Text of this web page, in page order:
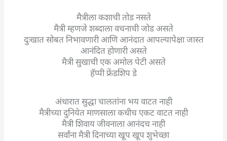
मैत्रीला कशाची तोड नसते
मैत्री म्हणजे शब्दाला वचनाची जोड असते
दुःखात सोबत निभावणारी आणि आनंदात आपल्यापेक्षा जास्त
आनंदित होणारी असते
मैत्री सुखाची एक अमोल पेटी असते
हॅप्पी फ्रेंडशिप डे
अंधारात सुद्धा चालतांना भय वाटत नाही
मैत्रीच्या दुनियेत माणसाला कधीच एकट वाटत नाही
मैत्री शिवाय जीवनाला आनंदच नाही
सर्वांना मैत्री दिनाच्या खूप खूप शुभेच्छा